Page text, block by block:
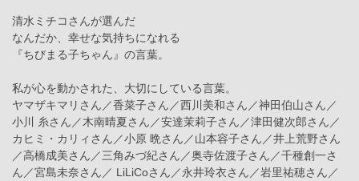
清水ミチコさんが選んだ
なんだか、幸せな気持ちになれる
『ちびまる子ちゃん』の言葉。
私が心を動かされた、大切にしている言葉。
ヤマザキマリさん／香菜子さん／西川美和さん／神田伯山さん／
小川 糸さん／木南晴夏さん／安達茉莉子さん／津田健次郎さん／
カヒミ・カリィさん／小原 晩さん／山本容子さん／井上荒野さん
／高橋成美さん／三角みづ紀さん／奥寺佐渡子さん／千種創一さ
ん／宮島未奈さん／ LiLiCoさん／永井玲衣さん／岩里祐穂さん／